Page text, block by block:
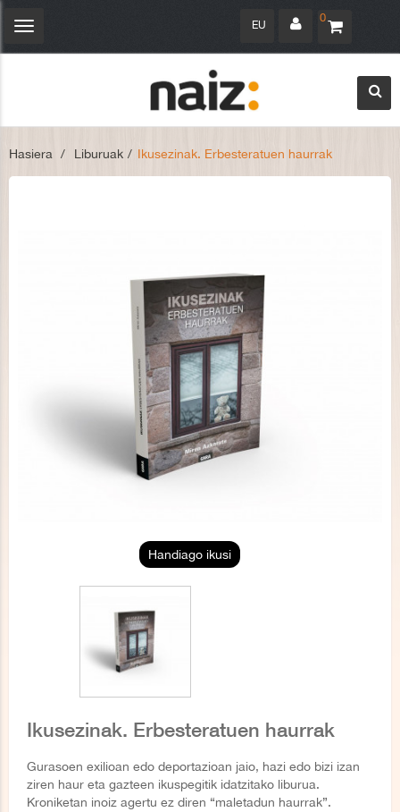
0
EU
Navegación
Hasiera > Liburuak > Ikusezinak. Erbesteratuen haurrak
Handiago ikusi
Ikusezinak. Erbesteratuen haurrak
Gurasoen exilioan edo deportazioan jaio, hazi edo bizi izan
ziren haur eta gazteen ikuspegitik idatzitako liburua.
Kroniketan inoiz agertu ez diren “maletadun haurrak”.